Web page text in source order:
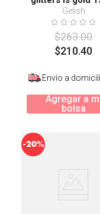
Gelish
$263.00
$210.40
Envío a
Agregar a
bolsa
-20%